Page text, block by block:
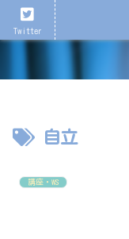
自立
講座・WS
Twitter